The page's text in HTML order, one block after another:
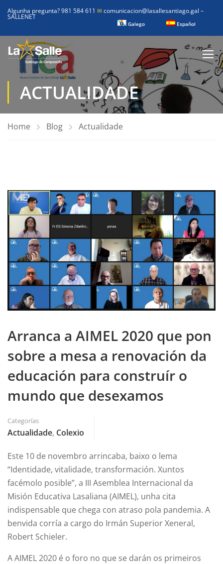
Algunha pregunta? 981 584 611 ✉comunicacion@lasallesantiago.gal –
SALLENET
Galego Español
ACTUALIDADE
Home Blog Actualidade
Arranca a AIMEL 2020 que pon
sobre a mesa a renovación da
educación para construír o
mundo que desexamos
Categorías
Actualidade, Colexio
Este 10 de novembro arrincaba, baixo o lema
“Identidade, vitalidade, transformación. Xuntos
facémolo posible”, a III Asemblea Internacional da
Misión Educativa Lasaliana (AIMEL), unha cita
indispensable que chega con atraso pola pandemia. A
benvida corría a cargo do Irmán Superior Xeneral,
Robert Schieler.
A AIMEL 2020 é o foro no que se darán os primeiros